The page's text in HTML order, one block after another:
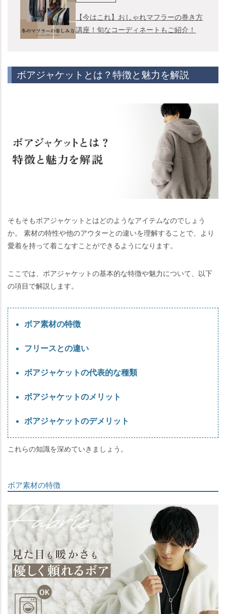
【今はこれ】おしゃれマフラーの巻き方
講座！旬なコーディネートもご紹介！
ボアジャケットとは？特徴と魅力を解説
そもそもボアジャケットとはどのようなアイテムなのでしょう
か。 素材の特性や他のアウターとの違いを理解することで、より
愛着を持って着こなすことができるようになります。
ここでは、ボアジャケットの基本的な特徴や魅力について、以下
の項目で解説します。
ボア素材の特徴
フリースとの違い
ボアジャケットの代表的な種類
ボアジャケットのメリット
ボアジャケットのデメリット
これらの知識を深めていきましょう。
ボア素材の特徴